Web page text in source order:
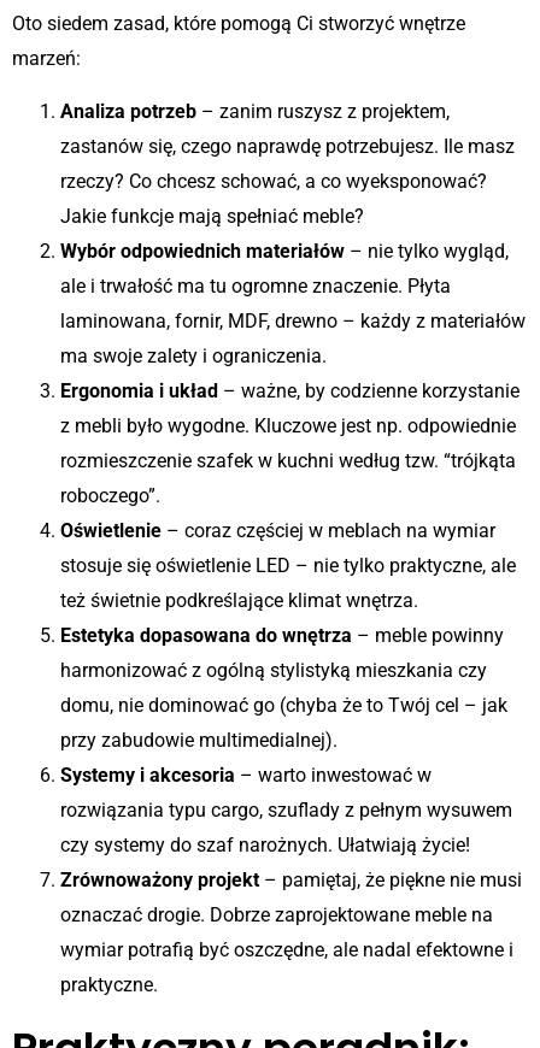
Oto siedem zasad, które pomogą Ci stworzyć wnętrze
marzeń:
Analiza potrzeb – zanim ruszysz z projektem,
zastanów się, czego naprawdę potrzebujesz. Ile masz
rzeczy? Co chcesz schować, a co wyeksponować?
Jakie funkcje mają spełniać meble?
Wybór odpowiednich materiałów – nie tylko wygląd,
ale i trwałość ma tu ogromne znaczenie. Płyta
laminowana, fornir, MDF, drewno – każdy z materiałów
ma swoje zalety i ograniczenia.
Ergonomia i układ – ważne, by codzienne korzystanie
z mebli było wygodne. Kluczowe jest np. odpowiednie
rozmieszczenie szafek w kuchni według tzw. “trójkąta
roboczego”.
Oświetlenie – coraz częściej w meblach na wymiar
stosuje się oświetlenie LED – nie tylko praktyczne, ale
też świetnie podkreślające klimat wnętrza.
Estetyka dopasowana do wnętrza – meble powinny
harmonizować z ogólną stylistyką mieszkania czy
domu, nie dominować go (chyba że to Twój cel – jak
przy zabudowie multimedialnej).
Systemy i akcesoria – warto inwestować w
rozwiązania typu cargo, szuflady z pełnym wysuwem
czy systemy do szaf narożnych. Ułatwiają życie!
Zrównoważony projekt – pamiętaj, że piękne nie musi
oznaczać drogie. Dobrze zaprojektowane meble na
wymiar potrafią być oszczędne, ale nadal efektowne i
praktyczne.